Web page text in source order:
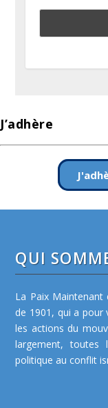
J’adhère
QUI
La Paix
de 1901, qui a
les actions du
largement, toutes
politique au conflit